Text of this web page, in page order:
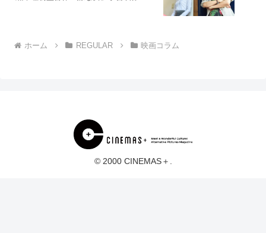
ホーム REGULAR 映画コラム
© 2000 CINEMAS＋.